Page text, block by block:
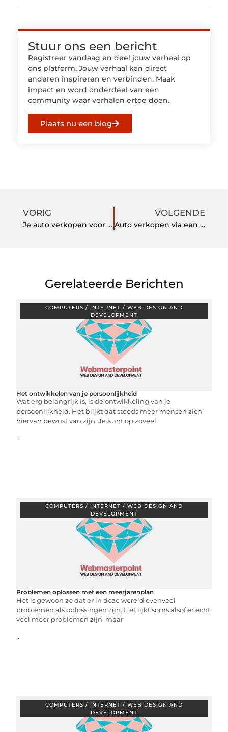
Stuur ons een bericht
Registreer vandaag en deel jouw verhaal op
ons platform. Jouw verhaal kan direct
anderen inspireren en verbinden. Maak
impact en word onderdeel van een
community waar verhalen ertoe doen.
Plaats nu een blog
VORIG
Je auto verkopen voor de beste prijs!
VOLGENDE
Auto verkopen via een autoveiling
Gerelateerde Berichten
COMPUTERS / INTERNET / WEB DESIGN AND
DEVELOPMENT
Het ontwikkelen van je persoonlijkheid
Wat erg belangrijk is, is de ontwikkeling van je
persoonlijkheid. Het blijkt dat steeds meer mensen zich
hiervan bewust van zijn. Je kunt op zoveel
...
COMPUTERS / INTERNET / WEB DESIGN AND
DEVELOPMENT
Problemen oplossen met een meerjarenplan
Het is gewoon zo dat er in deze wereld evenveel
problemen als oplossingen zijn. Het lijkt soms alsof er echt
veel meer problemen zijn, maar
...
COMPUTERS / INTERNET / WEB DESIGN AND
DEVELOPMENT